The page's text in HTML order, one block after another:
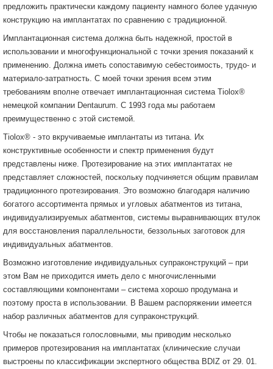
предложить практически каждому пациенту намного более удачную
конструкцию на имплантатах по сравнению с традиционной.
Имплантационная система должна быть надежной, простой в
использовании и многофункциональной с точки зрения показаний к
применению. Должна иметь сопоставимую себестоимость, трудо- и
материало-затратность. С моей точки зрения всем этим
требованиям вполне отвечает имплантационная система Tiolox®
немецкой компании Dentaurum. С 1993 года мы работаем
преимущественно с этой системой.
Tiolox® - это вкручиваемые имплантаты из титана. Их
конструктивные особенности и спектр применения будут
представлены ниже. Протезирование на этих имплантатах не
представляет сложностей, поскольку подчиняется общим правилам
традиционного протезирования. Это возможно благодаря наличию
богатого ассортимента прямых и угловых абатментов из титана,
индивидуализируемых абатментов, системы выравнивающих втулок
для восстановления параллельности, беззольных заготовок для
индивидуальных абатментов.
Возможно изготовление индивидуальных супраконструкций – при
этом Вам не приходится иметь дело с многочисленными
составляющими компонентами – система хорошо продумана и
поэтому проста в использовании. В Вашем распоряжении имеется
набор различных абатментов для супраконструкций.
Чтобы не показаться голословными, мы приводим несколько
примеров протезирования на имплантатах (клинические случаи
выстроены по классификации экспертного общества BDIZ от 29. 01.